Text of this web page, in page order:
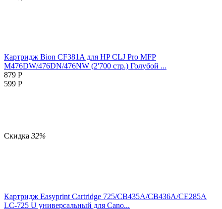
Картридж Bion CF381A для HP CLJ Pro MFP
M476DW/476DN/476NW (2'700 стр.) Голубой ...
879 Р
599 Р
Скидка 32%
Картридж Easyprint Cartridge 725/CB435A/CB436A/CE285A
LC-725 U универсальный для Cano...